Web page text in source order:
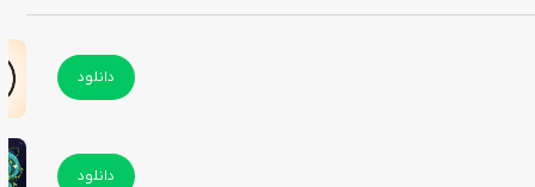
دانلود
دانلود